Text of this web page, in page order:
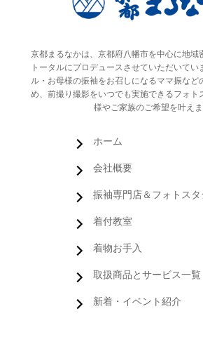
京都まるなかは、京都府八幡市を中心に地域
トータルにプロデュースさせていただいてい
ル・お母様の振袖をお召しになるママ振など
め、前撮り撮影をいつでも実施できるフォト
様やご家族のご希望を叶えま
ホーム
会社概要
振袖専門店＆フォトスタ
着付教室
着物お手入
取扱商品とサービス一覧
新着・イベント紹介